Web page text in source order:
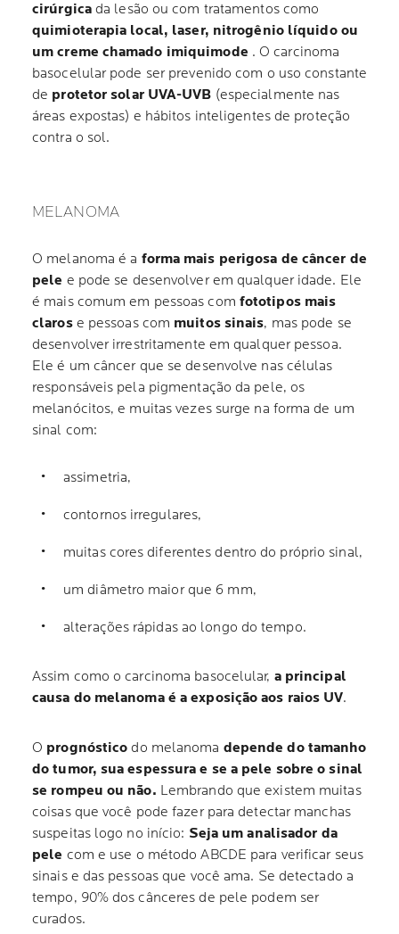
cirúrgicada lesão ou com tratamentos como
quimioterapia local, laser, nitrogênio líquido ou
um creme chamado imiquimode . O carcinoma
basocelular pode ser prevenido com o uso constante
de protetor solar UVA-UVB (especialmente nas
áreas expostas) e hábitos inteligentes de proteção
contra o sol.
MELANOMA
O melanoma é a forma mais perigosa de câncer de
pele e pode se desenvolver em qualquer idade. Ele
é mais comum em pessoas com fototipos mais
claros e pessoas com muitos sinais, mas pode se
desenvolver irrestritamente em qualquer pessoa.
Ele é um câncer que se desenvolve nas células
responsáveis pela pigmentação da pele, os
melanócitos, e muitas vezes surge na forma de um
sinal com:
assimetria,
contornos irregulares,
muitas cores diferentes dentro do próprio sinal,
um diâmetro maior que 6 mm,
alterações rápidas ao longo do tempo.
Assim como o carcinoma basocelular, a principal
causa do melanoma é a exposição aos raios UV.
O prognóstico do melanoma depende do tamanho
do tumor, sua espessura e se a pele sobre o sinal
se rompeu ou não. Lembrando que existem muitas
coisas que você pode fazer para detectar manchas
suspeitas logo no início: Seja um analisador da
pele com e use o método ABCDE para verificar seus
sinais e das pessoas que você ama. Se detectado a
tempo, 90% dos cânceres de pele podem ser
curados.